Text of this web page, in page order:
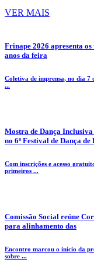
VER MAIS
Frinape 2026 apresenta
anos da feira
Coletiva de imprensa, no dia 7
...
Mostra de Dança
no 6º Festival de Dança de
Com inscrições e acesso
primeiros ...
Comissão Social reúne
para alinhamento das
Encontro marcou o início da
sobre ...